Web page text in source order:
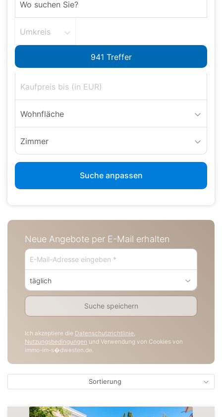
Umkreis
Wohnfläche
Zimmer
Suche anpassen
Neue Angebote per E-Mail erhalten
täglich
Suche speichern
Ich akzeptiere die Datenschutzrichtlinie,
Nutzungsbedingungen und Verwendung von Cookies von
immo-im-s�dwesten.de.
Sortierung